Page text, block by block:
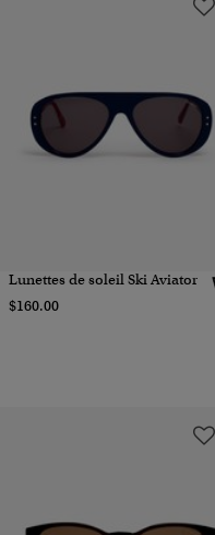
Lunettes de soleil Ski Aviator
$160.00